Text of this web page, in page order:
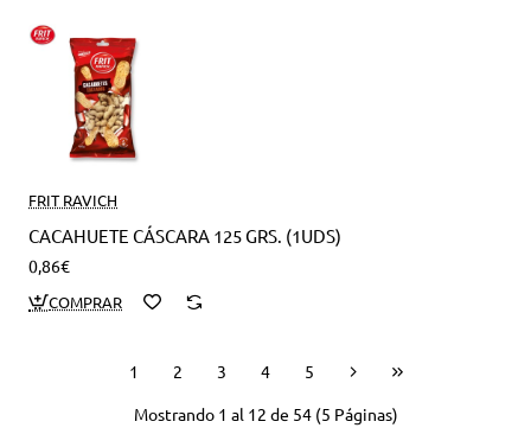
FRIT RAVICH
CACAHUETE CÁSCARA 125 GRS. (1UDS)
0,86€
1 2 3 4
5
Mostrando 1 al 12 de 54 (5 Páginas)